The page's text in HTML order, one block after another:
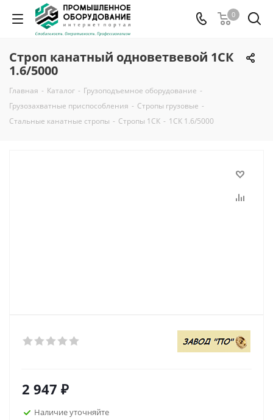
0
Строп канатный одноветвевой 1СК
1.6/5000
Главная - Каталог - Грузоподъемное оборудование -
Грузозахватные приспособления - Стропы грузовые -
Стальные канатные стропы - Стропы 1СК - 1СК 1.6/5000
2 947 ₽
Наличие уточняйте